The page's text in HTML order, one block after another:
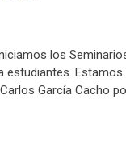
los
estudiantes.
García Cacho